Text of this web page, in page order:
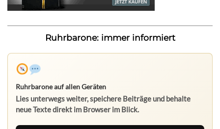
Ruhrbarone: immer informiert
Ruhrbarone auf allen Geräten
Lies unterwegs weiter, speichere Beiträge und behalte
neue Texte direkt im Browser im Blick.